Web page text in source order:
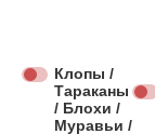
Клопы /
Тараканы
/ Блохи /
Муравьи /